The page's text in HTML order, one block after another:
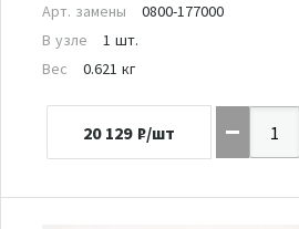
Арт. замены
0800-177000
В узле
1 шт.
Вес
0.621 кг
20 129 ₽/шт